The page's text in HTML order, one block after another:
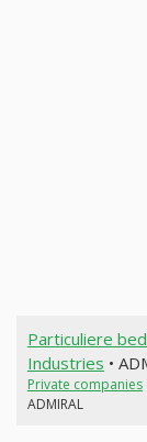
Particuliere
Industries •
Private companies
ADMIRAL